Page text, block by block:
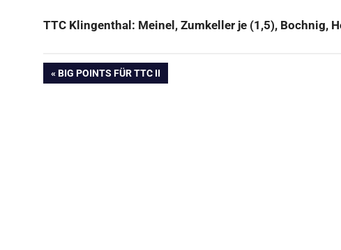
TTC Klingenthal: Meinel, Zumkeller je (1,5), Bochnig,
Beitragsnavigation
VORHERIGER
BIG POINTS FÜR TTC II